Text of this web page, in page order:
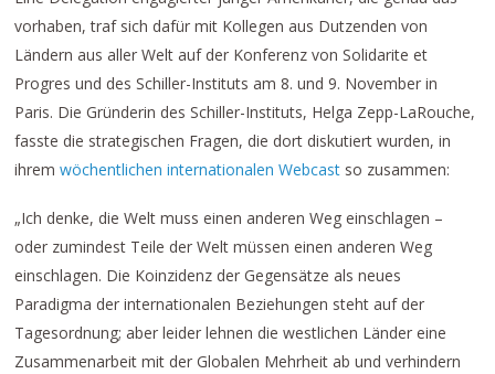
vorhaben, traf sich dafür mit Kollegen aus Dutzenden von
Ländern aus aller Welt auf der Konferenz von Solidarite et
Progres und des Schiller-Instituts am 8. und 9. November in
Paris. Die Gründerin des Schiller-Instituts, Helga Zepp-LaRouche,
fasste die strategischen Fragen, die dort diskutiert wurden, in
ihremwöchentlichen internationalen Webcast so zusammen:
„Ich denke, die Welt muss einen anderen Weg einschlagen –
oder zumindest Teile der Welt müssen einen anderen Weg
einschlagen. Die Koinzidenz der Gegensätze als neues
Paradigma der internationalen Beziehungen steht auf der
Tagesordnung; aber leider lehnen die westlichen Länder eine
Zusammenarbeit mit der Globalen Mehrheit ab und verhindern